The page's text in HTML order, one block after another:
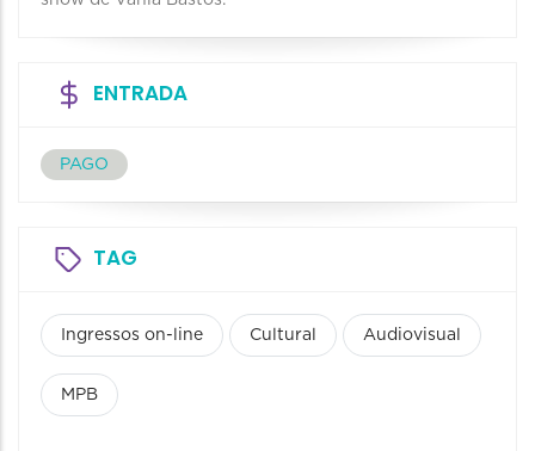
ENTRADA
PAGO
TAG
Ingressos on-line Cultural Audiovisual
MPB